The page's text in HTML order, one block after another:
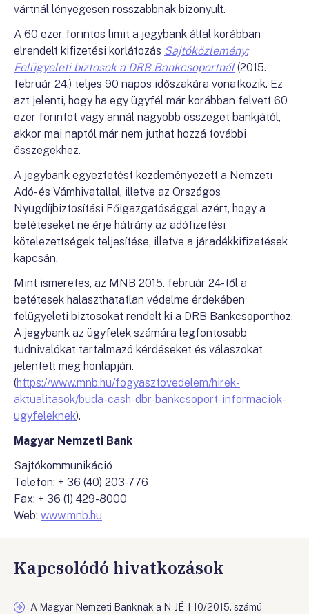
vártnál lényegesen rosszabbnak bizonyult.
A 60 ezer forintos limit a jegybank által korábban
elrendelt kifizetési korlátozás Sajtóközlemény:
Felügyeleti biztosok a DRB Bankcsoportnál(2015.
február 24.) teljes 90 napos időszakára vonatkozik. Ez
azt jelenti, hogy ha egy ügyfél már korábban felvett 60
ezer forintot vagy annál nagyobb összeget bankjától,
akkor mai naptól már nem juthat hozzá további
összegekhez.
A jegybank egyeztetést kezdeményezett a Nemzeti
Adó- és Vámhivatallal, illetve az Országos
Nyugdíjbiztosítási Főigazgatósággal azért, hogy a
betéteseket ne érje hátrány az adófizetési
kötelezettségek teljesítése, illetve a járadékkifizetések
kapcsán.
Mint ismeretes, az MNB 2015. február 24-től a
betétesek halaszthatatlan védelme érdekében
felügyeleti biztosokat rendelt ki a DRB Bankcsoporthoz.
A jegybank az ügyfelek számára legfontosabb
tudnivalókat tartalmazó kérdéseket és válaszokat
jelentett meg honlapján.
(https://www.mnb.hu/fogyasztovedelem/hirek-
aktualitasok/buda-cash-dbr-bankcsoport-informaciok-
ugyfeleknek).
Magyar Nemzeti Bank
Sajtókommunikáció
Telefon: + 36 (40) 203-776
Fax: + 36 (1) 429-8000
Web: www.mnb.hu
Kapcsolódó hivatkozások
A Magyar Nemzeti Banknak a N-JÉ-I-10/2015. számú